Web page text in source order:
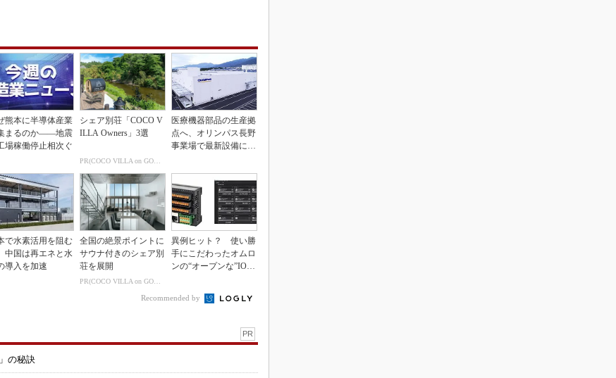
熊本に半導体産業
まるのか――地震
場稼働停止相次ぐ
シェア別荘「COCO V
ILLA Owners」3選
PR(COCO VILLA on GOETHE)
医療機器部品の生産拠
点へ、オリンパス長野
事業場で最新設備に機
で水素活用を阻む
中国は再エネと水
導入を加速
全国の絶景ポイントに
サウナ付きのシェア別
荘を展開
PR(COCO VILLA on GOETHE)
異例ヒット？ 使い勝
手にこだわったオムロ
ンの“オープンな”IO-L
Recommended by
PR
の秘訣